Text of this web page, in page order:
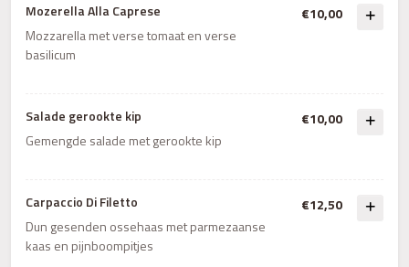
Mozerella Alla Caprese
Mozzarella met verse tomaat en verse
basilicum
€10,00
Salade gerookte kip
Gemengde salade met gerookte kip
€10,00
Carpaccio Di Filetto
Dun gesenden ossehaas met parmezaanse
kaas en pijnboompitjes
€12,50